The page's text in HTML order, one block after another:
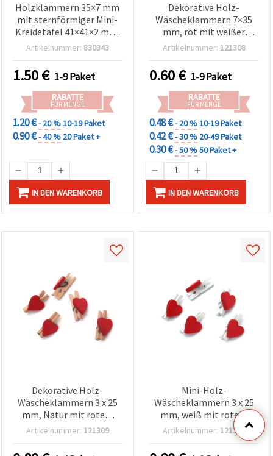
Holzklammern 35×7 mm
mit sternförmiger Mini-
Kreidetafel 41×41×2 mm,
schwarz – 6 Stück (für
Artikelnummer: 830343
1.50€ 1-9 Paket
RABATTE
FÜR MENGE
1.20 €- 20 %10-19 Paket
0.90 €- 40 % 20 Paket +
IN DEN WARENKORB
Dekorative Holz-
Wäscheklammern 7×35
mm, rot mit weißer
Schneeflocke – 5 Stück,
Artikelnummer: 121308
0.60€ 1-9 Paket
RABATTE
FÜR MENGE
0.48 €- 20 %10-19 Paket
0.42 €- 30 % 20-49 Paket
0.30 €- 50 %50 Paket +
IN DEN WARENKORB
Dekorative Holz-
Wäscheklammern 3 x 25
mm, Natur mit rotem
Herz, 10 Stück –
Artikelnummer: 121309
Mini-Holz-
Wäscheklammern 3 x 25
mm, weiß mit rotem
Herzmotiv – 10 Stück
(Basteln & Deko)
Artikelnummer: 121310